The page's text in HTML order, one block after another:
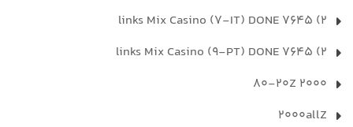
2) 7645 links Mix Casino (7-IT) DONE
2) 7645 links Mix Casino (9-PT) DONE
2000 80-20Z
2000allZ